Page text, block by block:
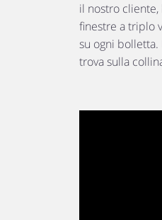
il nostro cliente,
finestre a triplo
su ogni bolletta.
trova sulla